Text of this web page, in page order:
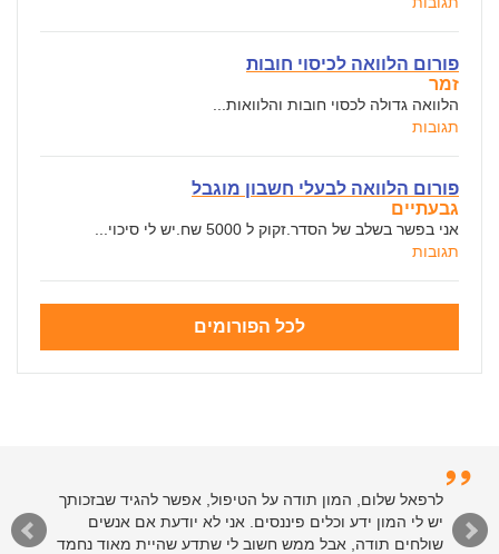
פורום הלוואה לכיסוי חובות
זמר
הלוואה גדולה לכסוי חובות והלוואות...
תגובות
פורום הלוואה לבעלי חשבון מוגבל
גבעתיים
אני בפשר בשלב של הסדר.זקוק ל 5000 שח.יש לי סיכוי...
תגובות
לכל הפורומים
לרפאל שלום, המון תודה על הטיפול, אפשר להגיד שבזכותך
יש לי המון ידע וכלים פיננסים. אני לא יודעת אם אנשים
שולחים תודה, אבל ממש חשוב לי שתדע שהיית מאוד נחמד